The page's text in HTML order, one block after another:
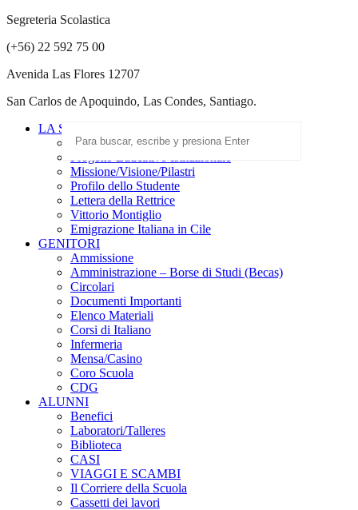
Segreteria Scolastica
(+56) 22 592 75 00
Avenida Las Flores 12707
San Carlos de Apoquindo, Las Condes, Santiago.
LA SCUOLA
Scuola Paritaria
Missione/Visione/Pilastri
Profilo dello Studente
Lettera della Rettrice
Vittorio Montiglio
Emigrazione Italiana in Cile
GENITORI
Ammissione
Amministrazione – Borse di Studi (Becas)
Circolari
Documenti Importanti
Elenco Materiali
Corsi di Italiano
Infermeria
Mensa/Casino
Coro Scuola
CDG
ALUNNI
Benefici
Laboratori/Talleres
Biblioteca
CASI
VIAGGI E SCAMBI
Il Corriere della Scuola
Cassetti dei lavori